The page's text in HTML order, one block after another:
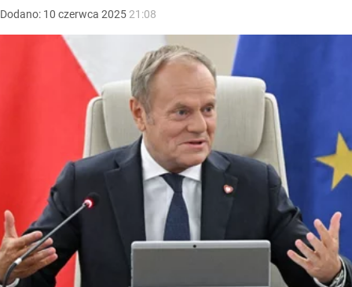
Dodano: 10 czerwca 2025 21:08